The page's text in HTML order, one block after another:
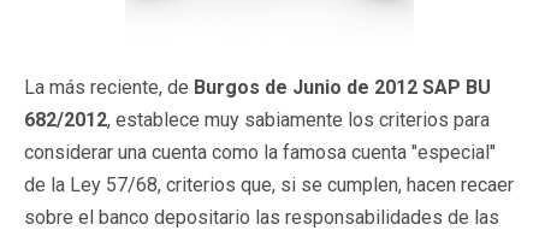
La más reciente, de Burgos de Junio de 2012 SAP BU
682/2012, establece muy sabiamente los criterios para
considerar una cuenta como la famosa cuenta "especial"
de la Ley 57/68, criterios que, si se cumplen, hacen recaer
sobre el banco depositario las responsabilidades de las